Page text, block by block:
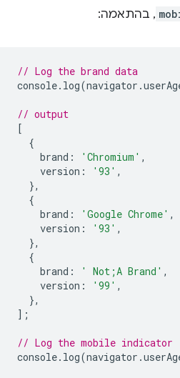
, בהתאמה:
// Log the brand data
console. log(navigator .
// output
[
{
brand : 'Chromium' ,
version : '93' ,
},
{
brand : 'Google Chrome' ,
version : '93' ,
},
{
brand : ' Not;A Brand' ,
version : '99' ,
},
];
// Log the mobile indicator
console. log(navigator .